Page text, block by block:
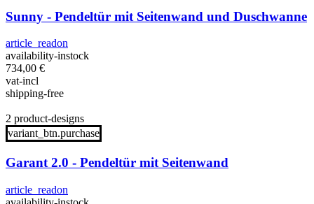
Sunny - Pendeltür mit Seitenwand und Duschwanne
article_readon
availability-instock
734,00 €
vat-incl
shipping-free
2 product-designs
variant_btn.purchase
Garant 2.0 - Pendeltür mit Seitenwand
article_readon